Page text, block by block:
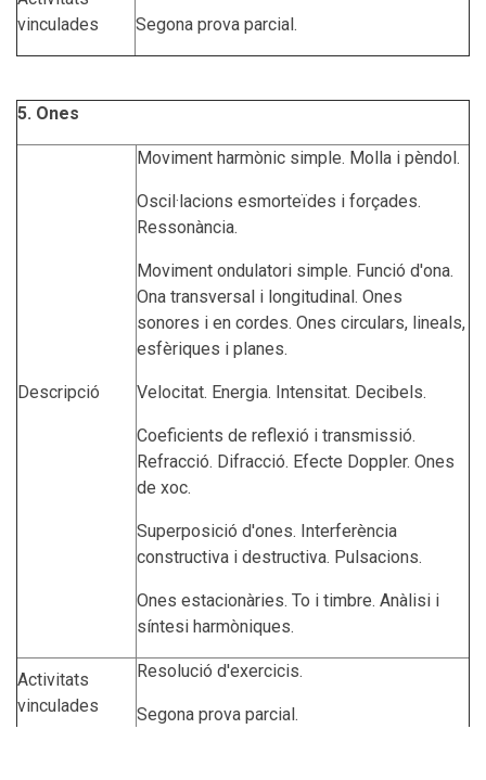
vinculades
Segona prova parcial.
5. Ones
Descripció
Moviment harmònic simple. Molla i pèndol.
Oscil·lacions esmorteïdes i forçades.
Ressonància.
Moviment ondulatori simple. Funció d'ona.
Ona transversal i longitudinal. Ones
sonores i en cordes. Ones circulars, lineals,
esfèriques i planes.
Velocitat. Energia. Intensitat. Decibels.
Coeficients de reflexió i transmissió.
Refracció. Difracció. Efecte Doppler. Ones
de xoc.
Superposició d'ones. Interferència
constructiva i destructiva. Pulsacions.
Ones estacionàries. To i timbre. Anàlisi i
síntesi harmòniques.
Activitats
vinculades
Resolució d'exercicis.
Segona prova parcial.